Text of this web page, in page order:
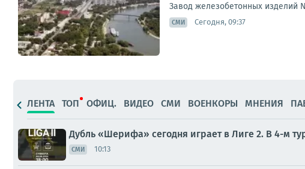
Завод железобетонных изделий
СМИ Сегодня, 09:37
ЛЕНТА ТОП ОФИЦ. ВИДЕО СМИ ВОЕНКОРЫ МНЕНИЯ
Дубль «Шерифа» сегодня играет в Лиге 2. В 4-м
СМИ 10:13